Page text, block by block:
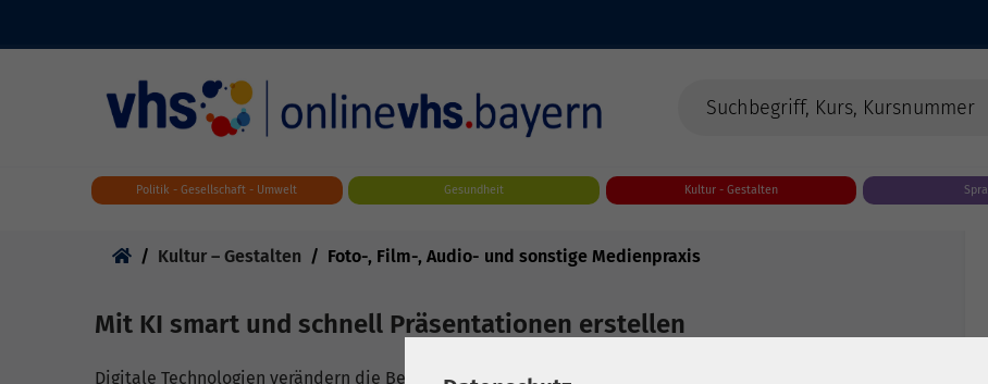
Skip to main content
Politik - Gesellschaft - Umwelt Gesundheit Kultur - Gestalten
Kultur – Gestalten Foto-, Film-, Audio- und sonstige Medienpraxis
Mit KI smart und schnell Präsentationen erstellen
Digitale Technologien verändern die Berufswelt grundlegend, und KI gehört dabei zu den treibenden